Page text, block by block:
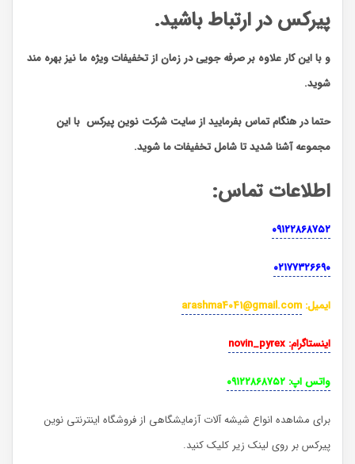
پیرکس در ارتباط باشید.
و با این کار علاوه بر صرفه جویی در زمان از تخفیفات ویژه ما نیز بهره مند
شوید.
حتما در هنگام تماس بفرمایید از سایت شرکت نوین پیرکس با این
مجموعه آشنا شدید تا شامل تخفیفات ما شوید.
اطلاعات تماس:
۰۹۱۲۲۸۶۸۷۵۲
۰۲۱۷۷۳۲۶۶۹۰
ایمیل:
arashma4041@gmail.com
اینستاگرام:
novin_pyrex
واتس اپ: ۰۹۱۲۲۸۶۸۷۵۲
برای مشاهده انواع شیشه آلات آزمایشگاهی از فروشگاه اینترنتی نوین
پیرکس بر روی لینک زیر کلیک کنید.